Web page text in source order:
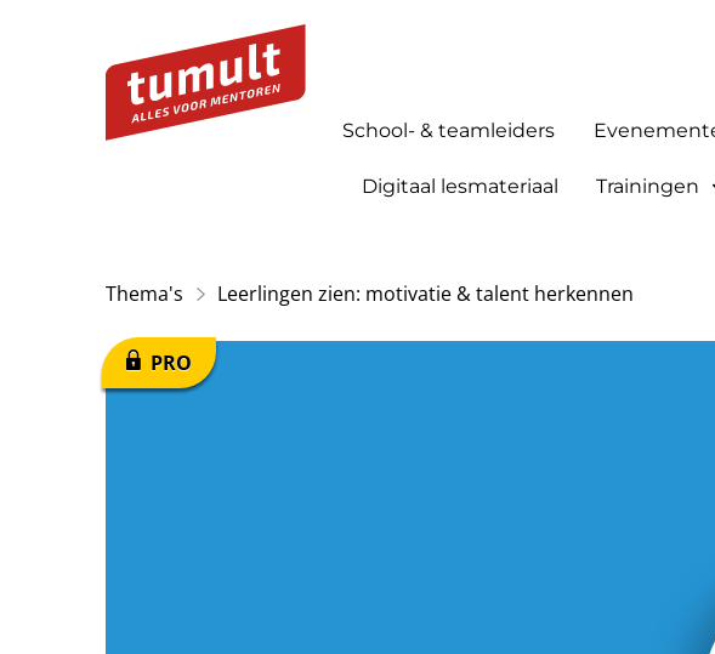
School- & teamleiders
Digitaal lesmateriaal Trainingen
Thema's Leerlingen zien: motivatie & talent herkennen